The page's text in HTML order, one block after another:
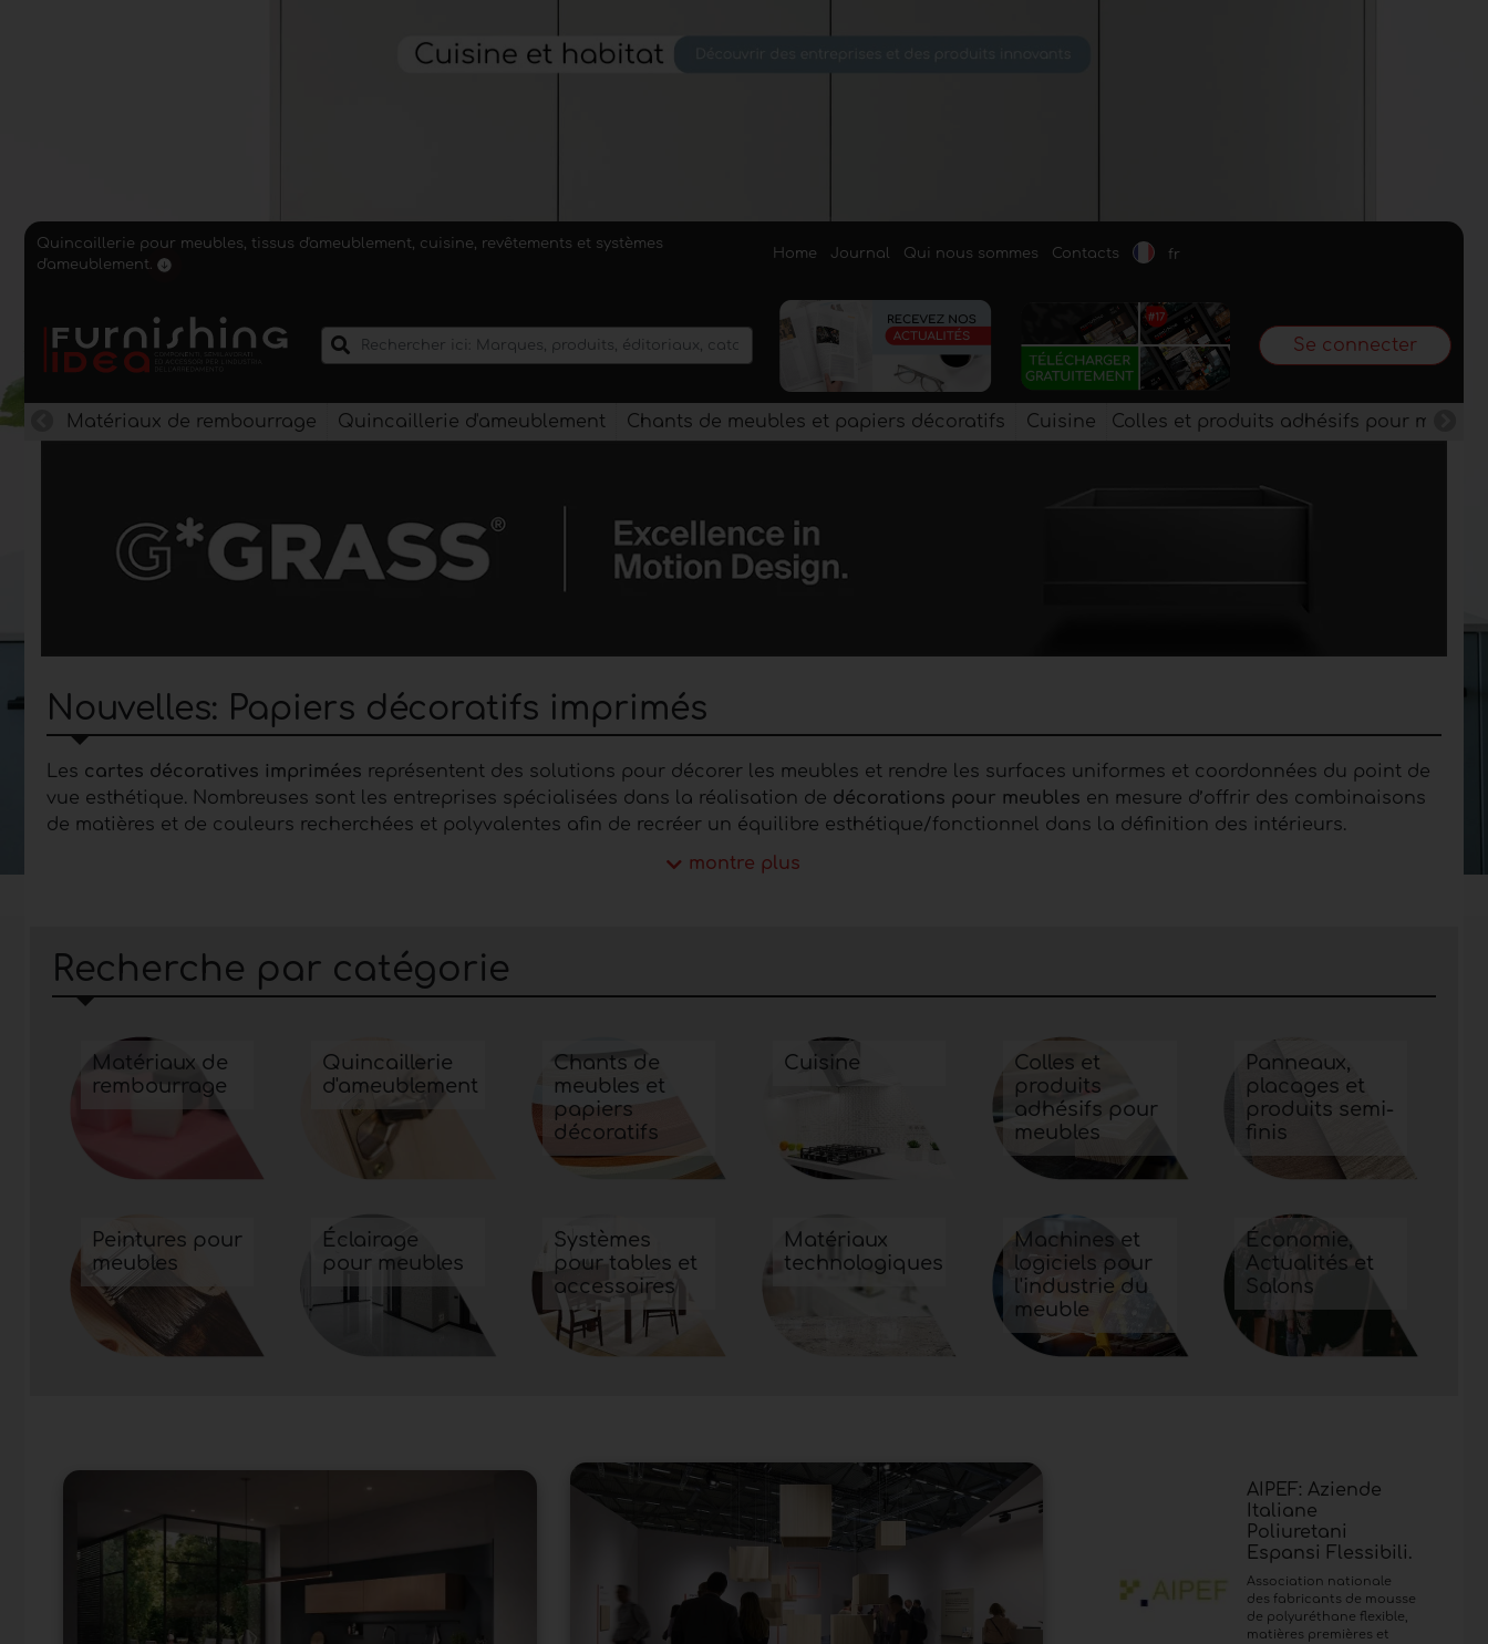
Quincaillerie pour meubles, tissus d'ameublement, cuisine, revêtements et systèmes
d'ameublement.
Home Journal Qui nous sommes Contacts fr
Se connecter
Matériaux de rembourrage Quincaillerie d'ameublement Chants de meubles et papiers décoratifs Cuisine Colles et produits adhésifs pour
Nouvelles: Papiers décoratifs imprimés
Les cartes décoratives imprimées représentent des solutions pour décorer les meubles et rendre les surfaces uniformes et coordonnées du point de
vue esthétique. Nombreuses sont les entreprises spécialisées dans la réalisation de décorations pour meubles en mesure d’offrir des combinaisons
de matières et de couleurs recherchées et polyvalentes afin de recréer un équilibre esthétique/fonctionnel dans la définition des intérieurs.
montre plus
Recherche par catégorie
Matériaux de
rembourrage
Quincaillerie
d'ameublement
Chants de
meubles et
papiers
décoratifs
Cuisine
Colles et
produits
adhésifs pour
meubles
Panneaux,
placages et
produits semi-
finis
Peintures pour
meubles
Éclairage
pour meubles
Systèmes
pour tables et
accessoires
Matériaux
technologiques
Machines et
logiciels pour
l'industrie du
meuble
Économie,
Actualités et
Salons
AIPEF: Aziende
Italiane
Poliuretani
Espansi Flessibili.
Association nationale
des fabricants de mousse
de polyuréthane flexible,
matières premières et